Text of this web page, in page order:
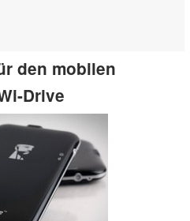
den mobilen
Drive